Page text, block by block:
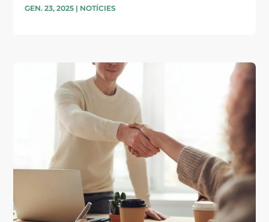
GEN. 23, 2025 | NOTÍCIES